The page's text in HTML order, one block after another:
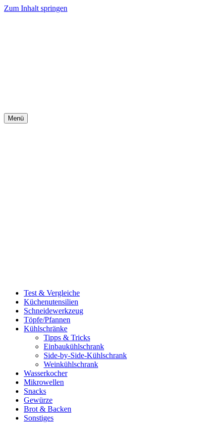
Zum Inhalt springen
Menü
Test & Vergleiche
Küchenutensilien
Schneidewerkzeug
Töpfe/Pfannen
Kühlschränke
Tipps & Tricks
Einbaukühlschrank
Side-by-Side-Kühlschrank
Weinkühlschrank
Wasserkocher
Mikrowellen
Snacks
Gewürze
Brot & Backen
Sonstiges